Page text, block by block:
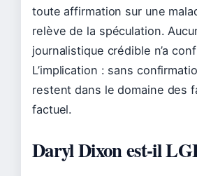
toute affirmation sur une
relève de la spéculation.
journalistique crédible n’a
L’implication : sans
restent dans le domaine des
factuel.
Daryl Dixon est-il